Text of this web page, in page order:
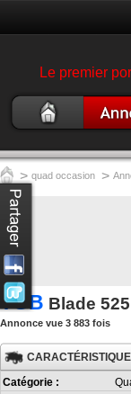
Le premier
occasion
> quad occasion >
TGB Blade
Annonce vue 3 883 fois
Catégorie :